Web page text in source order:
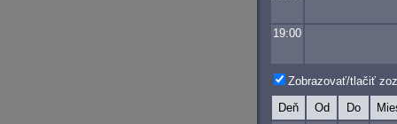
19:00
Zobrazovať/tlačiť
Deň Od Do